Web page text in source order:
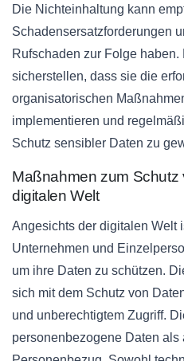
Die Nichteinhaltung kann
Schadensersatzforderungen
Rufschaden zur Folge
sicherstellen, dass sie die
organisatorischen
implementieren und
Schutz sensibler Daten zu
Maßnahmen zum Schutz
digitalen Welt
Angesichts der digitalen Welt
Unternehmen und
um ihre Daten zu schützen.
sich mit dem Schutz von
und unberechtigtem Zugriff.
personenbezogene Daten als